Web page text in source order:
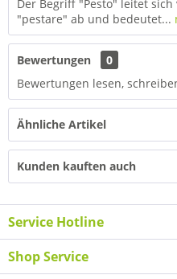
Der Begriff "Pesto" leitet
"pestare" ab und bedeutet...
Bewertungen
0
Bewertungen lesen,
Ähnliche Artikel
Kunden kauften auch
Service Hotline
Shop Service